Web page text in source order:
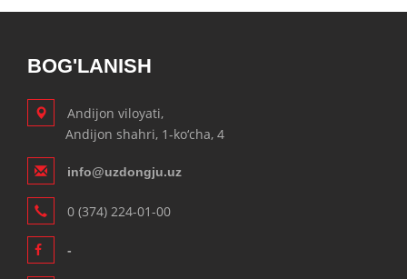
BOG'LANISH
Andijon viloyati,
Andijon shahri, 1-ko‘cha, 4
info@uzdongju.uz
0 (374) 224-01-00
-